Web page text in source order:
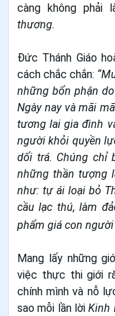
càng không phải
thương.
Đức Thánh Giáo
cách chắc chắn:
những bổn phận do
Ngày nay và mãi
tương lai gia đình
người khỏi quyền
dối trá. Chúng chỉ
những thần tượng
như: tự ái loại bỏ
cầu lạc thú, làm
phẩm giá con
Mang lấy những
việc thực thi giới
chính mình và nỗ
sao mỗi lần lờiKinh